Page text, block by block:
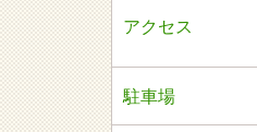
アクセス
駐車場